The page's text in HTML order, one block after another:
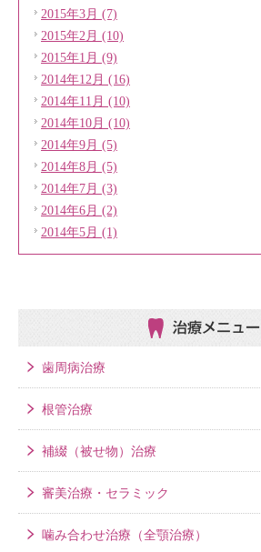
2015年3月 (7)
2015年2月 (10)
2015年1月 (9)
2014年12月 (16)
2014年11月 (10)
2014年10月 (10)
2014年9月 (5)
2014年8月 (5)
2014年7月 (3)
2014年6月 (2)
2014年5月 (1)
治療メニュー
歯周病治療
根管治療
補綴（被せ物）治療
審美治療・セラミック
噛み合わせ治療（全顎治療）